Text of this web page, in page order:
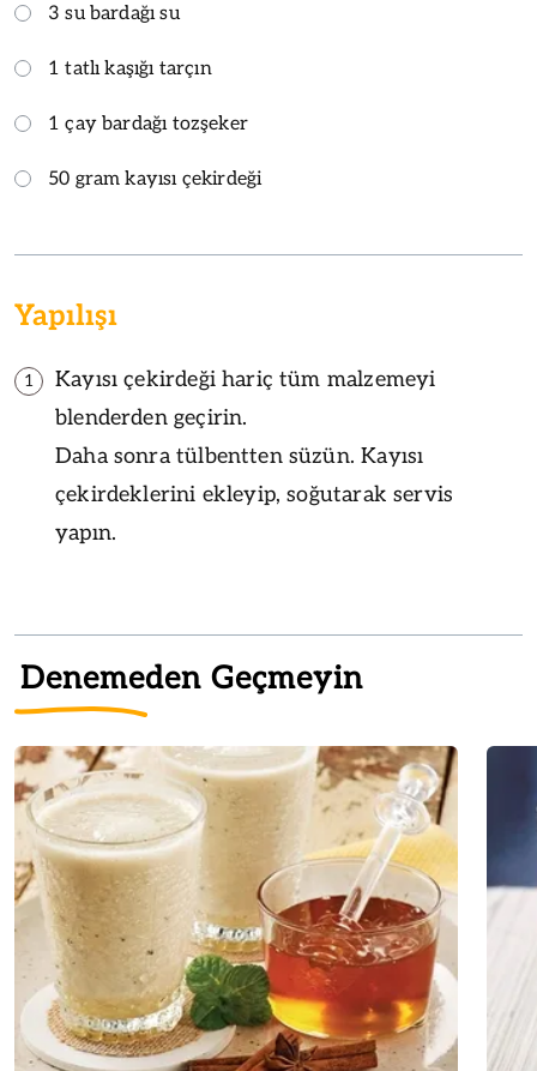
3 su bardağı su
1 tatlı kaşığı tarçın
1 çay bardağı tozşeker
50 gram kayısı çekirdeği
Yapılışı
1
Kayısı çekirdeği hariç tüm malzemeyi
blenderden geçirin.
Daha sonra tülbentten süzün. Kayısı
çekirdeklerini ekleyip, soğutarak servis
yapın.
Denemeden Geçmeyin